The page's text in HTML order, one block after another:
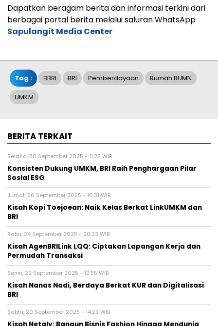
Dapatkan beragam berita dan informasi terkini dari
berbagai portal berita melalui saluran WhatsApp
Sapulangit Media Center
Tag : BBRI BRI Pemberdayaan Rumah BUMN
UMKM
BERITA TERKAIT
Selasa, 30 September 2025 - 11:25 WIB
Konsisten Dukung UMKM, BRI Raih Penghargaan Pilar
Sosial ESG
Jumat, 26 September 2025 - 16:31 WIB
Kisah Kopi Toejoean: Naik Kelas Berkat LinkUMKM dan
BRI
Rabu, 24 September 2025 - 20:23 WIB
Kisah AgenBRILink LQQ: Ciptakan Lapangan Kerja dan
Permudah Transaksi
Senin, 22 September 2025 - 12:55 WIB
Kisah Nanas Nadi, Berdaya Berkat KUR dan Digitalisasi
BRI
Sabtu, 20 September 2025 - 14:29 WIB